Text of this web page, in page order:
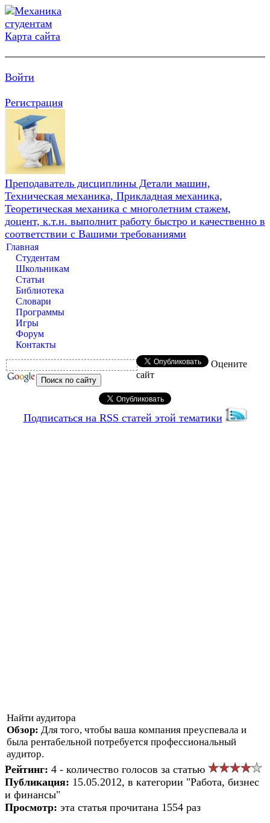
Карта сайта
Войти
Регистрация
Преподаватель дисциплины Детали машин,
Техническая механика, Прикладная механика,
Теоретическая механика с многолетним стажем,
доцент, к.т.н. выполнит работу быстро и качественно в
соответствии с Вашими требованиями
Главная
Студентам
Школьникам
Статьи
Библиотека
Словари
Программы
Игры
Форум
Контакты
Оцените
сайт
Подписаться на RSS статей этой тематики
Найти аудитора
Обзор: Для того, чтобы ваша компания преуспевала и
была рентабельной потребуется профессиональный
аудитор.
Рейтинг: 4 - количество голосов за статью
Публикация: 15.05.2012, в категории "Работа, бизнес
и финансы"
Просмотр: эта статья прочитана 1554 раз